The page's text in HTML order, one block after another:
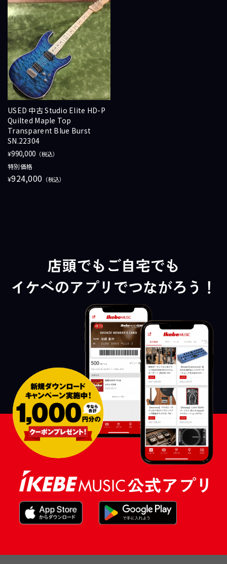
USED 中古 Studio Elite HD-P
Quilted Maple Top
Transparent Blue Burst
SN.22304
¥990,000 （税込）
特別価格
¥924,000 （税込）